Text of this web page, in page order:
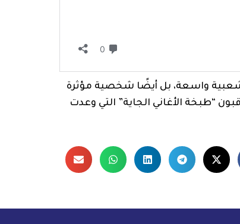
واسعة، بل أيضًا شخصية مؤثرة
“طبخة الأغاني الجاية” التي وعدت